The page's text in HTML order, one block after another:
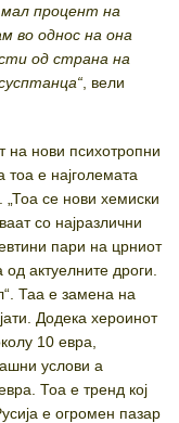
мал процент на
во однос на она
од страна на
, вели
на нови психотропни
тоа е најголемата
„Тоа се нови хемиски
со најразлични
пари на црниот
актуелните дроги.
Таа е замена на
Додека хероинот
10 евра,
услови а
Тоа е тренд кој
е огромен пазар